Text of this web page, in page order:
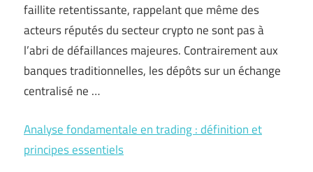
faillite retentissante, rappelant que même des
acteurs réputés du secteur crypto ne sont pas à
l’abri de défaillances majeures. Contrairement aux
banques traditionnelles, les dépôts sur un échange
centralisé ne …
Analyse fondamentale en trading : définition et
principes essentiels